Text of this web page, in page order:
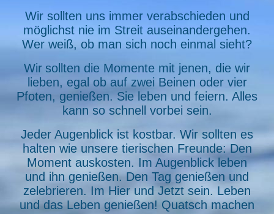
Wir sollten uns immer verabschieden und
möglichst nie im Streit auseinandergehen.
Wer weiß, ob man sich noch einmal sieht?
Wir sollten die Momente mit jenen, die wir
lieben, egal ob auf zwei Beinen oder vier
Pfoten, genießen. Sie leben und feiern. Alles
kann so schnell vorbei sein.
Jeder Augenblick ist kostbar. Wir sollten es
halten wie unsere tierischen Freunde: Den
Moment auskosten. Im Augenblick leben
und ihn genießen. Den Tag genießen und
zelebrieren. Im Hier und Jetzt sein. Leben
und das Leben genießen! Quatsch machen